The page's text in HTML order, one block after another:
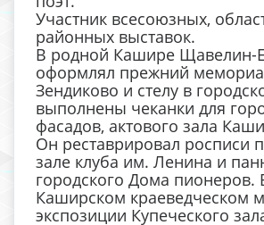
Участник всесоюзных,
районных выставок.
В родной Кашире Щавелин-
оформлял прежний
Зендиково и стелу в
выполнены чеканки для
фасадов, актового зала
Он реставрировал росписи
зале клуба им. Ленина и
городского Дома пионеров.
Каширском краеведческом
экспозиции Купеческого